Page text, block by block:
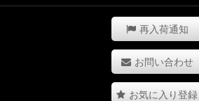
再入荷通知
お問い合わせ
お気に入り登録